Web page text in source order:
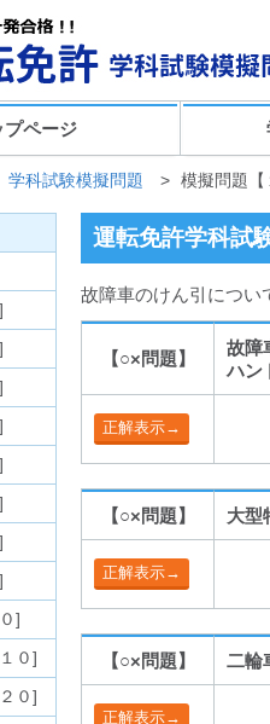
プページ
学科試験模擬問題 > 模擬問題【
運転免許学科試
故障車のけん引につい
【○×問題】
故障
ハン
【○×問題】 大型
【○×問題】 二輪
]
０]
０]